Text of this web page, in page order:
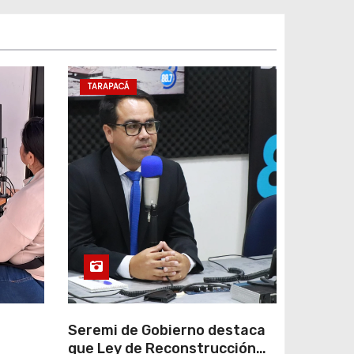
TARAPACÁ
Seremi de Gobierno destaca
que Ley de Reconstrucción